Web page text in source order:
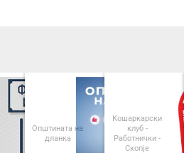
Општината на
дланка
Кошаркарски
клуб -
Работнички -
Скопје